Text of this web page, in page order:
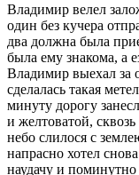
Владимир велел
один без кучера
два должна была
была ему знакома, а
Владимир выехал за
сделалась такая
минуту дорогу
и желтоватой,
небо слилося с
напрасно хотел
наудачу и поминутно